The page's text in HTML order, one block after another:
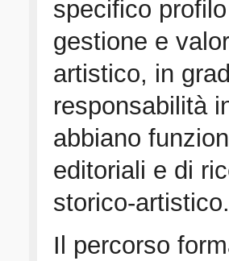
specifico
gestione e
artistico, in
responsabilità
abbiano
editoriali e di
storico-artistico.
Il percorso